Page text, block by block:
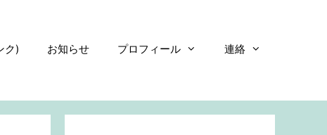
ク) お知らせ プロフィール 連絡